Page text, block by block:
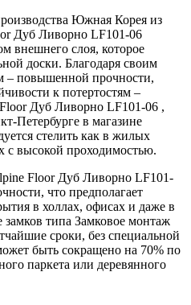
Южная Корея из
Дуб Ливорно LF101-06
внешнего слоя, которое
доски. Благодаря своим
– повышенной прочности,
к потертостям –
Дуб Ливорно LF101-06 ,
Петербурге в магазине
стелить как в жилых
с высокой проходимостью.
Floor Дуб Ливорно LF101-
что предполагает
в холлах, офисах и даже в
замков типа Замковое монтаж
сроки, без специальной
быть сокращено на 70% по
паркета или деревянного